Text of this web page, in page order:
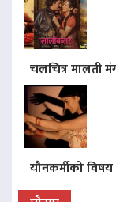
चलचित्र मालती
यौनकर्मीको